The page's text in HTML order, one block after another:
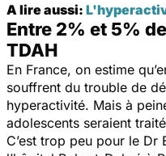
A lire aussi:
Entre 2% et 5%
TDAH
En France, on estime
souffrent du trouble de
hyperactivité. Mais à
adolescents seraient
C’est trop peu pour le